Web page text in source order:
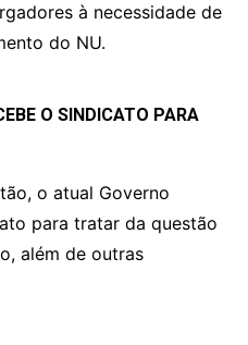
à necessidade de
do NU.
O SINDICATO PARA
o atual Governo
para tratar da questão
além de outras